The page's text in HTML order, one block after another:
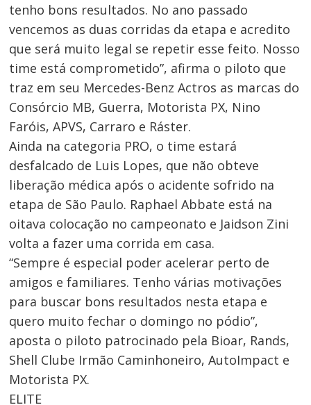
tenho bons resultados. No ano passado
vencemos as duas corridas da etapa e acredito
que será muito legal se repetir esse feito. Nosso
time está comprometido”, afirma o piloto que
traz em seu Mercedes-Benz Actros as marcas do
Consórcio MB, Guerra, Motorista PX, Nino
Faróis, APVS, Carraro e Ráster.
Ainda na categoria PRO, o time estará
desfalcado de Luis Lopes, que não obteve
liberação médica após o acidente sofrido na
etapa de São Paulo. Raphael Abbate está na
oitava colocação no campeonato e Jaidson Zini
volta a fazer uma corrida em casa.
“Sempre é especial poder acelerar perto de
amigos e familiares. Tenho várias motivações
para buscar bons resultados nesta etapa e
quero muito fechar o domingo no pódio”,
aposta o piloto patrocinado pela Bioar, Rands,
Shell Clube Irmão Caminhoneiro, AutoImpact e
Motorista PX.
ELITE